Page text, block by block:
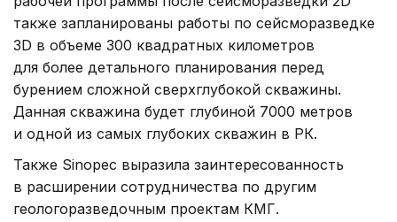
также запланированы работы по сейсморазведке
3D в объеме 300 квадратных километров
для более детального планирования перед
бурением сложной сверхглубокой скважины.
Данная скважина будет глубиной 7000 метров
и одной из самых глубоких скважин в РК.
Также Sinopec выразила заинтересованность
в расширении сотрудничества по другим
геологоразведочным проектам КМГ.